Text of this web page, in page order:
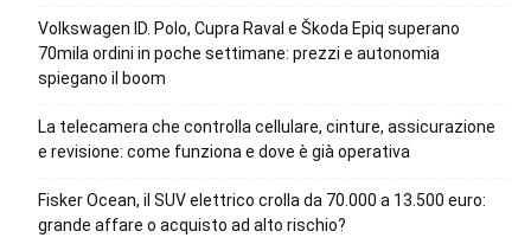
Volkswagen ID. Polo, Cupra Raval e Škoda Epiq superano
70mila ordini in poche settimane: prezzi e autonomia
spiegano il boom
La telecamera che controlla cellulare, cinture, assicurazione
e revisione: come funziona e dove è già operativa
Fisker Ocean, il SUV elettrico crolla da 70.000 a 13.500 euro:
grande affare o acquisto ad alto rischio?